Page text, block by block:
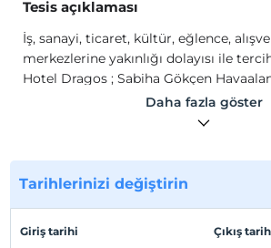
Tesis açıklaması
İş, sanayi, ticaret, kültür, eğlence,
merkezlerine yakınlığı dolayısı ile
Hotel Dragos ; Sabiha Gökçen
Atatürk Havaalanı’na 50 km, Bostancı
Vapur İskelesi’ne 6 km, Maltepe
Maltepe Sahil Etkinlik Alanı’na 2.5 km,
km, Maltepe Park AVM’ye 2 km,
İş, sanayi, ticaret, kültür, eğlence,
Daha fazla göster
Tarihlerinizi değiştirin
Giriş tarihi Çıkış